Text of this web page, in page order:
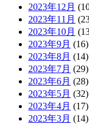
2023年12月
2023年11月
2023年10月
2023年9月 (16)
2023年8月 (14)
2023年7月 (29)
2023年6月 (28)
2023年5月 (32)
2023年4月 (17)
2023年3月 (14)